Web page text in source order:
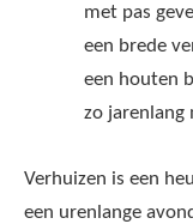
met pas
een brede
een houten
zo jarenlang
Verhuizen is een
een urenlange